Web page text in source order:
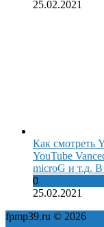
25.02.2021
Как смотреть
YouTube
microG и т.д. В
0
25.02.2021
fpmp39.ru © 2026